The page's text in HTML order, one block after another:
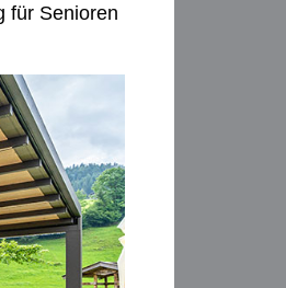
für Senioren